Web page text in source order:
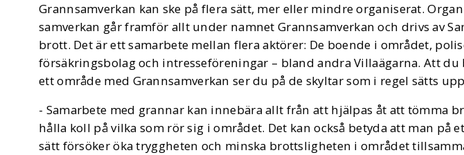
Grannsamverkan kan ske på flera sätt, mer eller mindre organiserat.
samverkan går framför allt under namnet Grannsamverkan och drivs av
brott. Det är ett samarbete mellan flera aktörer: De boende i området,
försäkringsbolag och intresseföreningar – bland andra Villaägarna. Att
ett område med Grannsamverkan ser du på de skyltar som i regel sätts
- Samarbete med grannar kan innebära allt från att hjälpas åt att tömma
hålla koll på vilka som rör sig i området. Det kan också betyda att man på
sätt försöker öka tryggheten och minska brottsligheten i området